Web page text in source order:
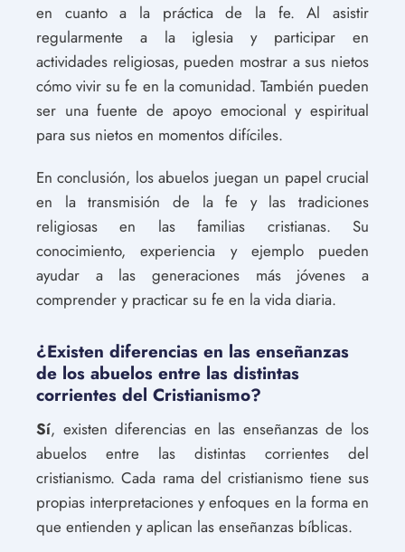
en cuanto a la práctica de la fe. Al asistir
regularmente a la iglesia y participar en
actividades religiosas, pueden mostrar a sus nietos
cómo vivir su fe en la comunidad. También pueden
ser una fuente de apoyo emocional y espiritual
para sus nietos en momentos difíciles.
En conclusión, los abuelos juegan un papel crucial
en la transmisión de la fe y las tradiciones
religiosas en las familias cristianas. Su
conocimiento, experiencia y ejemplo pueden
ayudar a las generaciones más jóvenes a
comprender y practicar su fe en la vida diaria.
¿Existen diferencias en las enseñanzas
de los abuelos entre las distintas
corrientes del Cristianismo?
Sí, existen diferencias en las enseñanzas de los
abuelos entre las distintas corrientes del
cristianismo. Cada rama del cristianismo tiene sus
propias interpretaciones y enfoques en la forma en
que entienden y aplican las enseñanzas bíblicas.